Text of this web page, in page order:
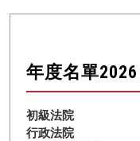
年度名單2026
初級法院
行政法院